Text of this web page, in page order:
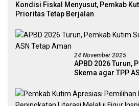
Kondisi Fiskal Menyusut, Pemkab
Prioritas Tetap Berjalan
24 November 2025
APBD 2026 Turun,
Skema agar TPP